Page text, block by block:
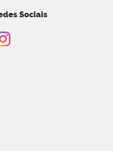
Sociais